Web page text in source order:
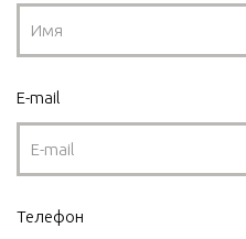
E-mail
Телефон